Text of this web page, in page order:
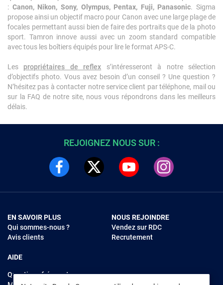
: Canon, Nikon, Sony, Olympus, Pentax, Fuji, Panasonic. Sigma
propose ainsi un objectif macro pour Canon avec une large plage de
focales permettant aussi bien de faire des portraits que de la photo
sport. Tamron innove aussi avec un zoom standard compatible
avec tous les boîtiers équipés pour lire le format APS-C.
Les propriétaires de reflex s’intéresseront à notre sélection
d’objectifs photo. Vous avez besoin d’un conseil ? Une question ?
N’hésitez pas à contacter notre service client par téléphone, mail ou
sur la FAQ de notre site, nous vous répondrons dans les meilleurs
délais.
REJOIGNEZ NOUS SUR :
EN SAVOIR PLUS
Qui sommes-nous ?
Avis clients
AIDE
Questions fréquentes
NOUS REJOINDRE
Vendez sur RDC
Recrutement